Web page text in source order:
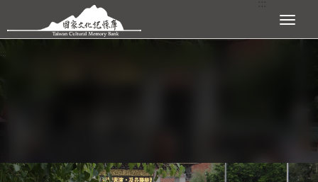
跳到主要內容區塊 展開選單
:::